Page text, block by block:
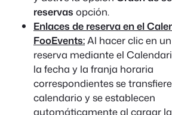
reservas opción.
Enlaces de reserva en el
FooEvents:Al hacer clic en
reserva mediante el
la fecha y la franja horaria
correspondientes se
calendario y se establecen
automáticamente al cargar